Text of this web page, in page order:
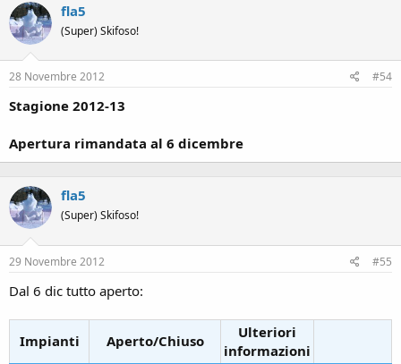
fla5
(Super) Skifoso!
28 Novembre 2012 #54
Stagione 2012-13
Apertura rimandata al 6 dicembre
fla5
(Super) Skifoso!
29 Novembre 2012 #55
Dal 6 dic tutto aperto:
Impianti Aperto/Chiuso
Ulteriori
informazioni